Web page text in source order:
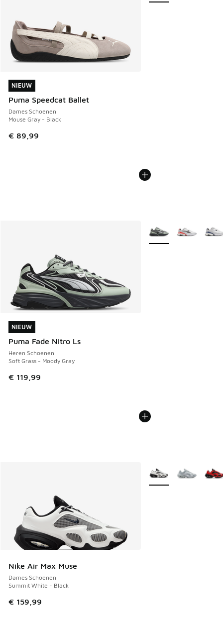
NIEUW
Puma Speedcat Ballet
Dames Schoenen
Mouse Gray - Black
€ 89,99
NIEUW
NIEUW
Puma Fade Nitro Ls
Heren Schoenen
Soft Grass - Moody Gray
€ 119,99
NIEUW
Meer kleuren
Nike Air Max Muse
Dames Schoenen
Summit White - Black
€ 159,99
Meer kleuren